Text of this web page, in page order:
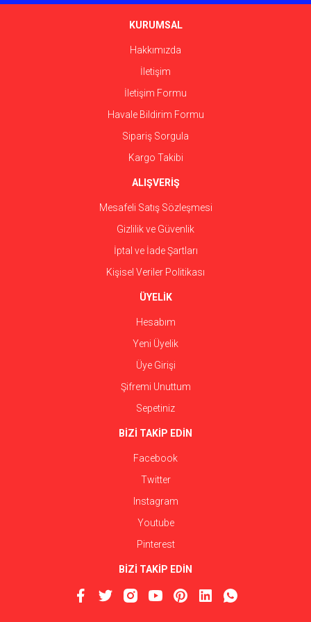
Ürün fiyatı diğer sitelerden daha pahalı.
Gönder
KURUMSAL
Hakkımızda
İletişim
İletişim Formu
Havale Bildirim Formu
Sipariş Sorgula
Kargo Takibi
ALIŞVERİŞ
Mesafeli Satış Sözleşmesi
Gizlilik ve Güvenlik
İptal ve İade Şartları
Kişisel Veriler Politikası
ÜYELİK
Hesabım
Yeni Üyelik
Üye Girişi
Şifremi Unuttum
Sepetiniz
BİZİ TAKİP EDİN
Facebook
Twitter
Instagram
Youtube
Pinterest
BİZİ TAKİP EDİN